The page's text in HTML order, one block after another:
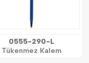
0555-290-L
Tükenmez Kalem